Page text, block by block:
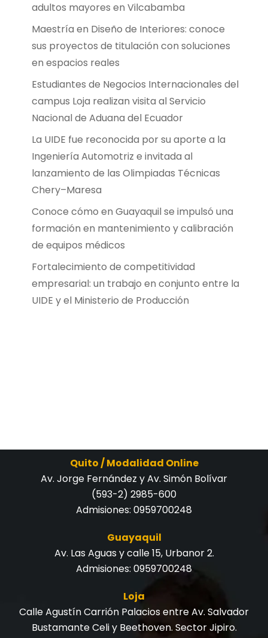
adultos mayores en Vilcabamba
Maestría en Diseño de Interiores: conoce
sus proyectos de titulación con soluciones
en espacios reales
Estudiantes de Negocios Internacionales del
campus Loja realizan visita al Servicio
Nacional de Aduana del Ecuador
La UIDE fue reconocida por su aporte a la
Ingeniería Automotriz e invitada al
lanzamiento de las Olimpiadas Técnicas
Chery–Maresa
Conoce cómo en Guayaquil se impulsó una
formación en mantenimiento y calibración
de equipos médicos
Fortalecimiento de competitividad
empresarial: un trabajo en conjunto entre la
UIDE y el Ministerio de Producción
Quito / Modalidad Online
Av. Jorge Fernández y Av. Simón Bolívar
(593-2) 2985-600
Admisiones: 0959700248
Guayaquil
Av. Las Aguas y calle 15, Urbanor 2.
Admisiones: 0959700248
Loja
Calle Agustín Carrión Palacios entre Av. Salvador
Bustamante Celi y Beethoven. Sector Jipiro.